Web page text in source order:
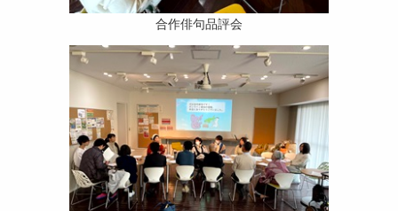
合作俳句品評会